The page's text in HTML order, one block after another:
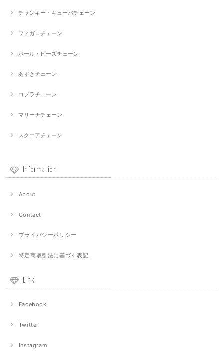
チャンキー・キューバチェーン
フィガロチェーン
ボール・ビーズチェーン
あずきチェーン
コプラチェーン
マリーナチェーン
スクエアチェーン
Information
About
Contact
プライバシーポリシー
特定商取引法に基づく表記
Link
Facebook
Twitter
Instagram